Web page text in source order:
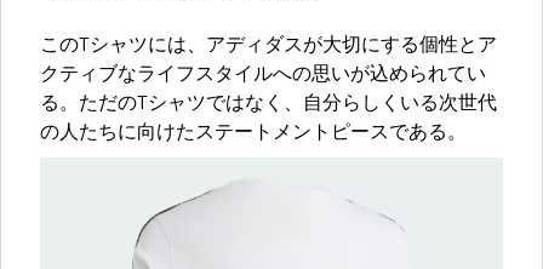
このTシャツには、アディダスが大切にする個性とア
クティブなライフスタイルへの思いが込められてい
る。ただのTシャツではなく、自分らしくいる次世代
の人たちに向けたステートメントピースである。